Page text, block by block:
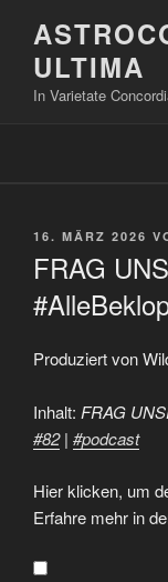
Inhalt
springenULTIMA
In Varietate
16. MÄRZ 2026
FRAG
Produziert von
Inhalt: FRAG
#82| #podcast
„FRAG
UNSERE
PSYCHOLOGEN
|
#82
|
Hier klicken, um
Erfahre mehr in